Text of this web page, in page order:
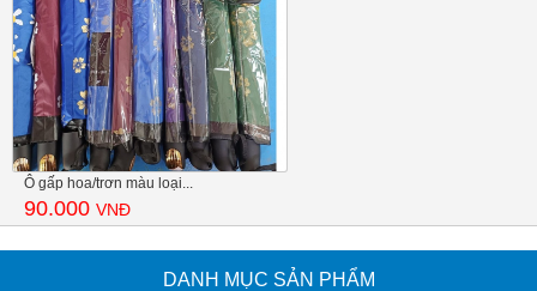
Ô gấp hoa/trơn màu loại...
90.000 VNĐ
DANH MỤC SẢN PHẨM